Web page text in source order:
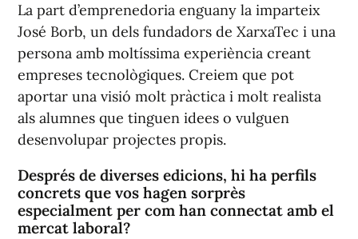
La part d’emprenedoria enguany la imparteix
José Borb, un dels fundadors de XarxaTec i una
persona amb moltíssima experiència creant
empreses tecnològiques. Creiem que pot
aportar una visió molt pràctica i molt realista
als alumnes que tinguen idees o vulguen
desenvolupar projectes propis.
Després de diverses edicions, hi ha perfils
concrets que vos hagen sorprès
especialment per com han connectat amb el
mercat laboral?